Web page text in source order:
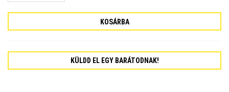
KOSÁRBA
KÜLDD EL EGY BARÁTODNAK!